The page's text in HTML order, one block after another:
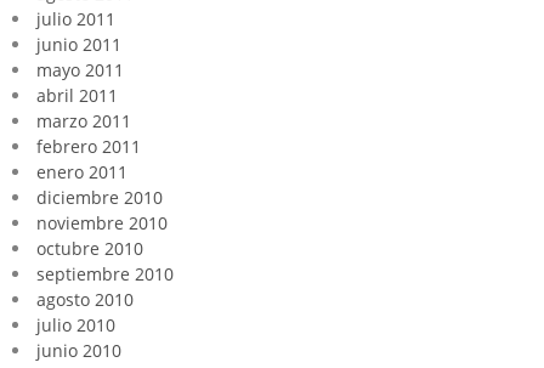
julio 2011
junio 2011
mayo 2011
abril 2011
marzo 2011
febrero 2011
enero 2011
diciembre 2010
noviembre 2010
octubre 2010
septiembre 2010
agosto 2010
julio 2010
junio 2010